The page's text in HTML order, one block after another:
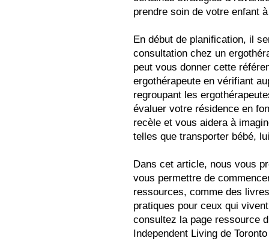
prendre soin de votre enfant
En début de planification, il
consultation chez un
peut vous donner cette
ergothérapeute en vérifiant
regroupant les
évaluer votre résidence en
recèle et vous aidera à
telles que transporter bébé,
Dans cet article, nous vous
vous permettre de
ressources, comme des
pratiques pour ceux qui
consultez la page ressource
Independent Living de